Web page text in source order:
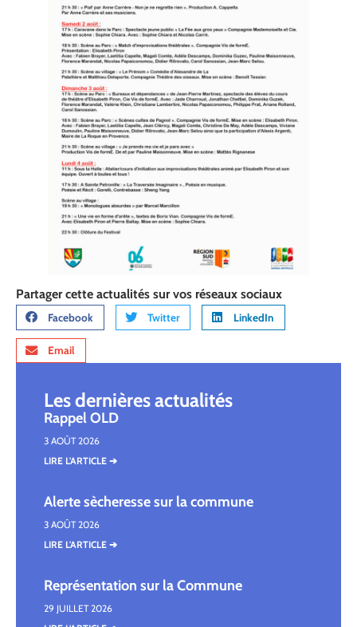
Partager cette actualités sur vos réseaux sociaux
Facebook Twitter LinkedIn
Email
Les dernières actualités
Rappel OLD
3 AOÛT 2026
LIRE L'ARTICLE ➔
Alerte sècheresse sur la commune
3 AOÛT 2026
LIRE L'ARTICLE ➔
Représentation sur la Commune
29 JUILLET 2026